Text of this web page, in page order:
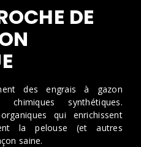
DE
des engrais à gazon
synthétiques.
qui enrichissent
la pelouse (et autres
saine.